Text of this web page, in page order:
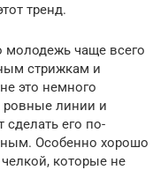
тренд.
молодежь чаще всего
стрижкам и
это немного
ровные линии и
сделать его по-
Особенно хорошо
которые не